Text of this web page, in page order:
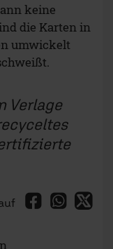
getrennt
werden